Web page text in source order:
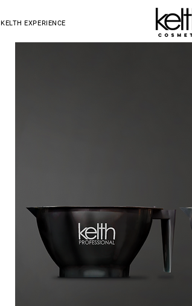
KELTH EXPERIENCE